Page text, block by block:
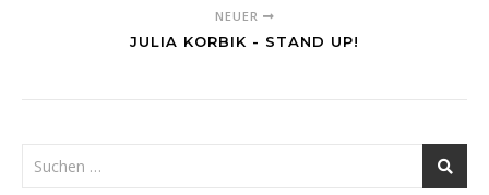
NEUER
JULIA KORBIK - STAND UP!